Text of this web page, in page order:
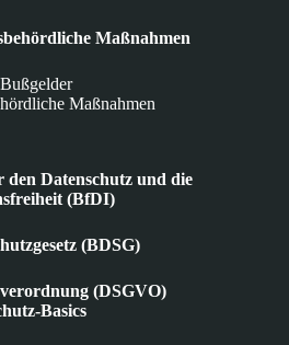
Maßnahmen
Bußgelder
Maßnahmen
Datenschutz und die
(BfDI)
(BDSG)
(DSGVO)
Basics